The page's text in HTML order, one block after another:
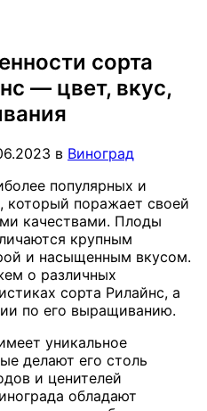
сорта
— цвет, вкус,
в Виноград
популярных и
который поражает своей
качествами. Плоды
крупным
и насыщенным вкусом.
о различных
сорта Рилайнс, а
по его выращиванию.
уникальное
делают его столь
и ценителей
обладают